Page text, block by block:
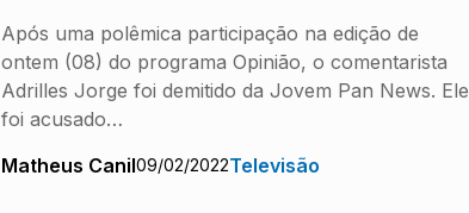
Após uma polêmica participação na edição de
ontem (08) do programa Opinião, o comentarista
Adrilles Jorge foi demitido da Jovem Pan News. Ele
foi acusado…
Matheus Canil09/02/2022Televisão